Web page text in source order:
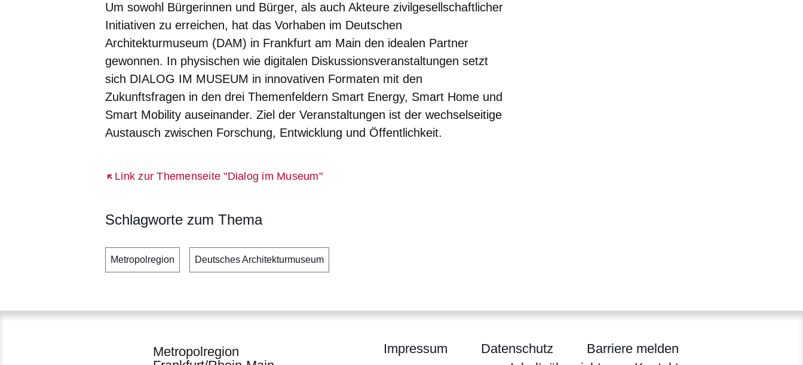
Um sowohl Bürgerinnen und Bürger, als auch Akteure zivilgesellschaftlicher
Initiativen zu erreichen, hat das Vorhaben im Deutschen
Architekturmuseum (DAM) in Frankfurt am Main den idealen Partner
gewonnen. In physischen wie digitalen Diskussionsveranstaltungen setzt
sich DIALOG IM MUSEUM in innovativen Formaten mit den
Zukunftsfragen in den drei Themenfeldern Smart Energy, Smart Home und
Smart Mobility auseinander. Ziel der Veranstaltungen ist der wechselseitige
Austausch zwischen Forschung, Entwicklung und Öffentlichkeit.
Link zur Themenseite "Dialog im Museum"
Öffnet sich in einem neuen Fenster
Schlagworte zum Thema
Metropolregion Deutsches Architekturmuseum
Metropolregion
Impressum Datenschutz
Barriere melden